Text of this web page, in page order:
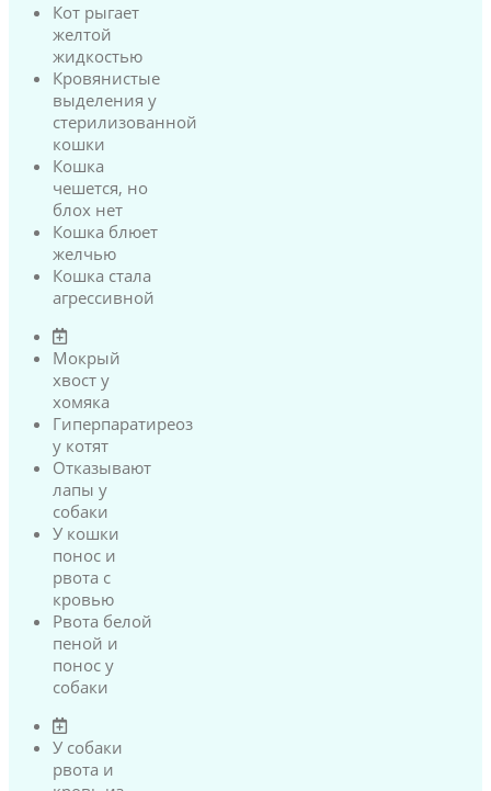
Кот рыгает
желтой
жидкостью
Кровянистые
выделения у
стерилизованной
кошки
Кошка
чешется, но
блох нет
Кошка блюет
желчью
Кошка стала
агрессивной
Мокрый
хвост у
хомяка
Гиперпаратиреоз
у котят
Отказывают
лапы у
собаки
У кошки
понос и
рвота с
кровью
Рвота белой
пеной и
понос у
собаки
У собаки
рвота и